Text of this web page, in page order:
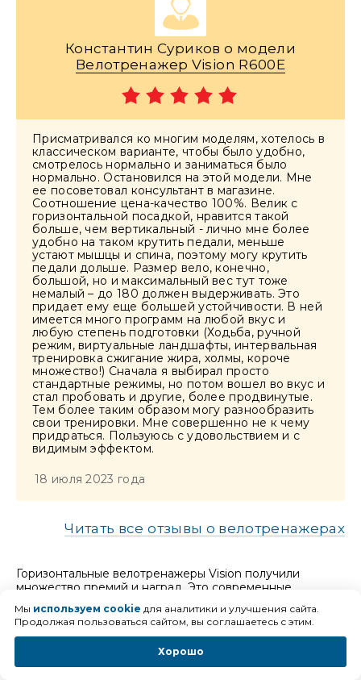
Константин Суриков о модели
Велотренажер Vision R600E
Присматривался ко многим моделям, хотелось в
классическом варианте, чтобы было удобно,
смотрелось нормально и заниматься было
нормально. Остановился на этой модели. Мне
ее посоветовал консультант в магазине.
Соотношение цена-качество 100%. Велик с
горизонтальной посадкой, нравится такой
больше, чем вертикальный - лично мне более
удобно на таком крутить педали, меньше
устают мышцы и спина, поэтому могу крутить
педали дольше. Размер вело, конечно,
большой, но и максимальный вес тут тоже
немалый – до 180 должен выдерживать. Это
придает ему еще большей устойчивости. В ней
имеется много программ на любой вкус и
любую степень подготовки (Ходьба, ручной
режим, виртуальные ландшафты, интервальная
тренировка сжигание жира, холмы, короче
множество!) Сначала я выбирал просто
стандартные режимы, но потом вошел во вкус и
стал пробовать и другие, более продвинутые.
Тем более таким образом могу разнообразить
свои тренировки. Мне совершенно не к чему
придраться. Пользуюсь с удовольствием и с
видимым эффектом.
18 июля 2023 года
Читать все отзывы о велотренажерах
Горизонтальные велотренажеры Vision получили
множество премий и наград. Это современные
удобные спортивные снаряды, которые подходят для
большинства людей. Они оказывают щадящую нагрузку
на суставы, подходят для пожилых и пользователей с
строго контролирует качество и постоянно
совершенствует производство.
Мы используем cookie для аналитики и улучшения сайта.
Продолжая пользоваться сайтом, вы соглашаетесь с этим.
Хорошо